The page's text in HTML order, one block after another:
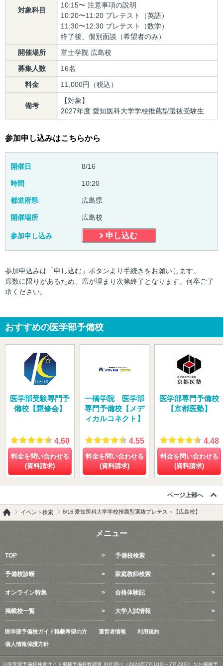
対象科目
10:15〜 注意事項の説明
10:20〜11:20 プレテスト（英語）
11:30〜12:30 プレテスト（数学）
終了後、個別面談（希望者のみ）
開催場所
富士学院 広島校
募集人数
16名
料金
11,000円（税込）
備考
【対象】
2027年度 愛知医科大学学校推薦型選抜受験生
参加申し込みはこちらから
開催日 8/16
時間 10:20
都道府県 広島県
開催場所 広島校
参加申し込み 申し込む
参加申込みは「申し込む」ボタンより手続きをお願いします。
席数に限りがあるため、席が埋まり次第終了となります。何卒ご了
承ください。
おすすめの医学部予備校
医学部受験専門予
備校【慧修会】
4.60
料金を問い合わせる
(資料請求)
一橋学院 医学部
専門予備校【メデ
ィカルコネクト】
4.55
料金を問い合わせる
(資料請求)
医学部専門予備校
【京都医塾】
4.48
料金を問い合わせる
(資料請求)
ページ上部へ
イベント検索 8/16 愛知医科大学学校推薦型選抜プレテスト【広島校】
メニュー
TOP 予備校検索
予備校診断 家庭教師検索
オンライン特集 合格体験記
掲載校一覧 大学入試情報
医学部予備校ガイド掲載希望の方 運営者情報 利用規約
個人情報保護方針
※医学部予備校検索サイト掲載予備校数調査 自社調べ（2024年7月10日～7月23日）なお掲載予